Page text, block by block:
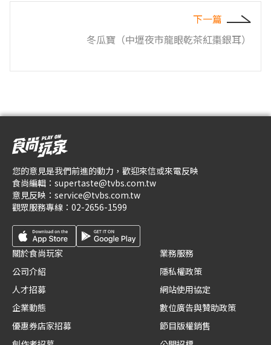
下一篇
冬瓜寶（中壢夜市龍眼乾茶紅棗銀耳）
您的意見是我們前進的動力，歡迎來信或來電反映
食尚編輯： supertaste@tvbs.com.tw
意見反映： service@tvbs.com.tw
觀眾服務專線： 02-2656-1599
關於食尚玩家
公司介紹
人才招募
企業動態
優惠券店家招募
業務服務
隱私權政策
網站使用協定
數位廣告與贊助政策
節目版權銷售